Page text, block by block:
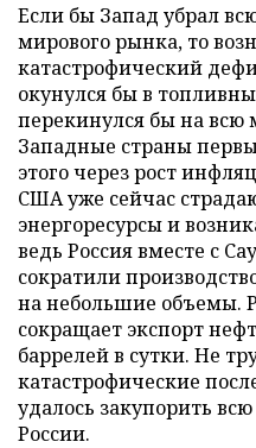
Если бы Запад убрал
мирового рынка, то
катастрофический
окунулся бы в
перекинулся бы на всю
Западные страны
этого через рост
США уже сейчас
энергоресурсы и
ведь Россия вместе с
сократили
на небольшие объемы.
сокращает экспорт
баррелей в сутки. Не
катастрофические
удалось закупорить
России.